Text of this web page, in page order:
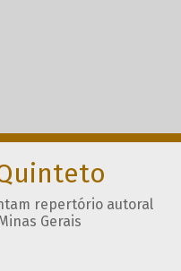
repertório autoral
Gerais